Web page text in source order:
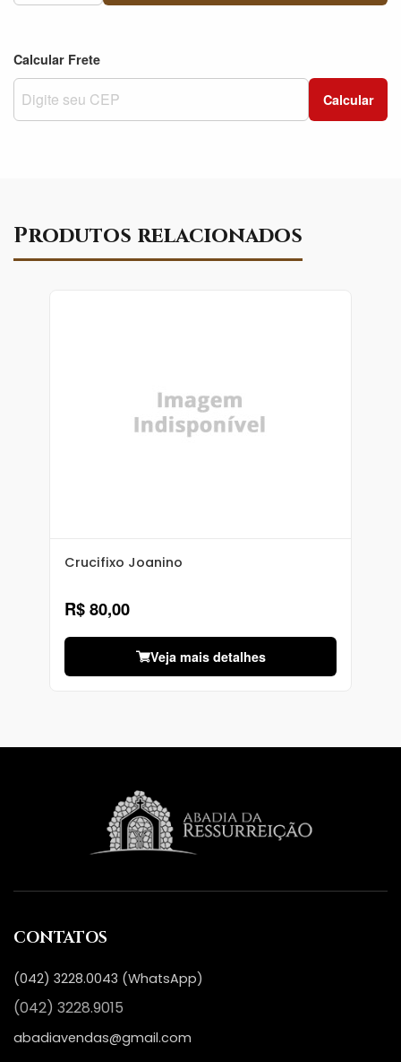
Calcular Frete
Calcular
Produtos relacionados
Crucifixo Joanino
R$ 80,00
Veja mais detalhes
CONTATOS
(042) 3228.0043 (WhatsApp)
(042) 3228.9015
abadiavendas@gmail.com